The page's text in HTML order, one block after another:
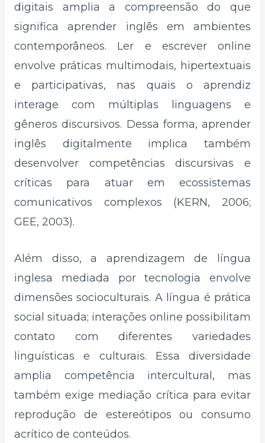
digitais amplia a compreensão do que
significa aprender inglês em ambientes
contemporâneos. Ler e escrever online
envolve práticas multimodais, hipertextuais
e participativas, nas quais o aprendiz
interage com múltiplas linguagens e
gêneros discursivos. Dessa forma, aprender
inglês digitalmente implica também
desenvolver competências discursivas e
críticas para atuar em ecossistemas
comunicativos complexos (KERN, 2006;
GEE, 2003).
Além disso, a aprendizagem de língua
inglesa mediada por tecnologia envolve
dimensões socioculturais. A língua é prática
social situada; interações online possibilitam
contato com diferentes variedades
linguísticas e culturais. Essa diversidade
amplia competência intercultural, mas
também exige mediação crítica para evitar
reprodução de estereótipos ou consumo
acrítico de conteúdos.